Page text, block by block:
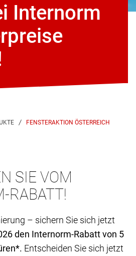
Internorm
FENSTERAKTION ÖSTERREICH
SIE VOM
RABATT!
– sichern Sie sich jetzt
den Internorm-Rabatt von 5
Entscheiden Sie sich jetzt